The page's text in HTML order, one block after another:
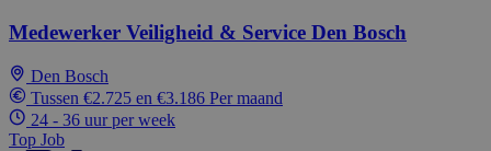
Medewerker Veiligheid & Service Den Bosch
Den Bosch
Tussen €2.725 en €3.186 Per maand
24 - 36 uur per week
Top Job